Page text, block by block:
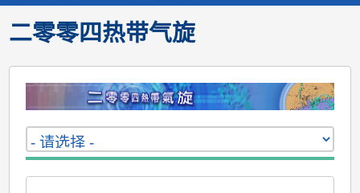
二零零四热带气旋